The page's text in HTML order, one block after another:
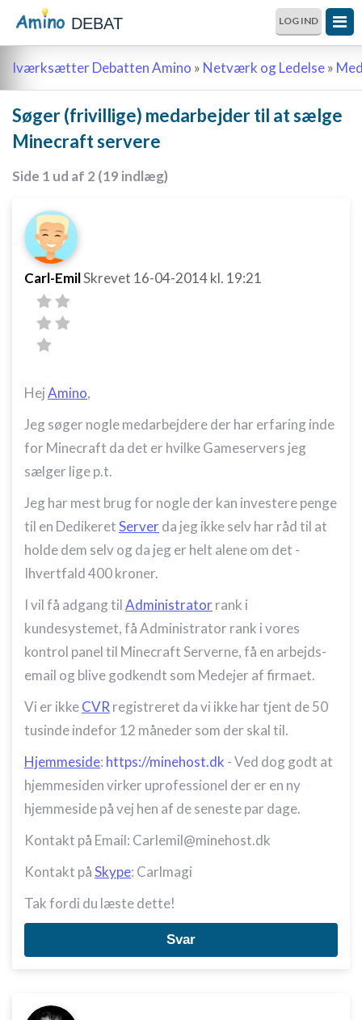
DEBAT LOG IND
Iværksætter Debatten Amino » Netværk og Ledelse»
Søger (frivillige) medarbejder til at sælge
Minecraft servere
Side 1 ud af 2 (19 indlæg)
Carl-EmilSkrevet 16-04-2014kl. 19:21
HejAmino,
Jeg søger nogle medarbejdere der har erfaring inde
for Minecraft da det er hvilke Gameservers jeg
sælger lige p.t.
Jeg har mest brug for nogle der kan investere penge
til en DedikeretServerda jeg ikke selv har råd til at
holde dem selv og da jeg er helt alene om det -
Ihvertfald 400 kroner.
I vil få adgang tilAdministratorrank i
kundesystemet, få Administrator rank i vores
kontrol panel til Minecraft Serverne, få en arbejds-
email og blive godkendt som Medejer af firmaet.
Vi er ikkeCVR registreret da vi ikke har tjent de 50
tusinde indefor 12 måneder som der skal til.
Hjemmeside: https://minehost.dk - Ved dog godt at
hjemmesiden virker uprofessionel der er en ny
hjemmeside på vej hen af de seneste par dage.
Kontakt på Email: Carlemil@minehost.dk
Kontakt påSkype: Carlmagi
Tak fordi du læste dette!
Svar